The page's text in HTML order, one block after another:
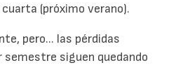
(próximo verano).
pero... las pérdidas
siguen quedando